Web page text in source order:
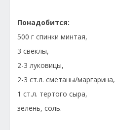
Понадобится:
500 г спинки минтая,
3 свеклы,
2-3 луковицы,
2-3 ст.л. сметаны/маргарина,
1 ст.л. тертого сыра,
зелень, соль.